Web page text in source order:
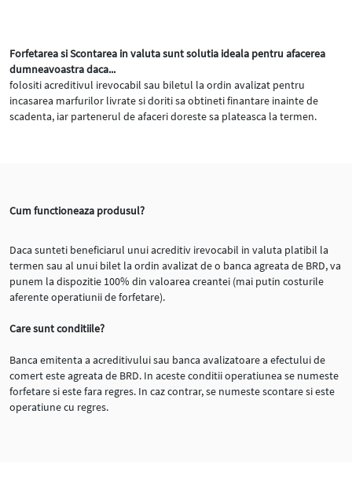
Forfetarea si Scontarea in valuta sunt solutia ideala pentru afacerea
dumneavoastra daca...
folositi acreditivul irevocabil sau biletul la ordin avalizat pentru
incasarea marfurilor livrate si doriti sa obtineti finantare inainte de
scadenta, iar partenerul de afaceri doreste sa plateasca la termen.
Cum functioneaza produsul?
Daca sunteti beneficiarul unui acreditiv irevocabil in valuta platibil la
termen sau al unui bilet la ordin avalizat de o banca agreata de BRD, va
punem la dispozitie 100% din valoarea creantei (mai putin costurile
aferente operatiunii de forfetare).
Care sunt conditiile?
Banca emitenta a acreditivului sau banca avalizatoare a efectului de
comert este agreata de BRD. In aceste conditii operatiunea se numeste
forfetare si este fara regres. In caz contrar, se numeste scontare si este
operatiune cu regres.